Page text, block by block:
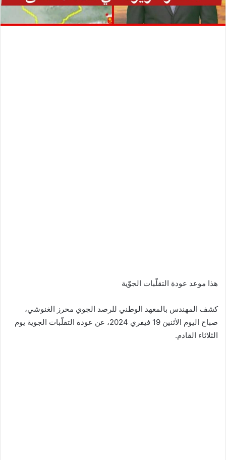
هذا موعد عودة التقلّبات الجوّية
كشف المهندس بالمعهد الوطني للرصد الجوي محرز الغنوشي،
صباح اليوم الأثنين 19 فيفري 2024، عن عودة التقلّبات الجوية يوم
الثلاثاء القادم.